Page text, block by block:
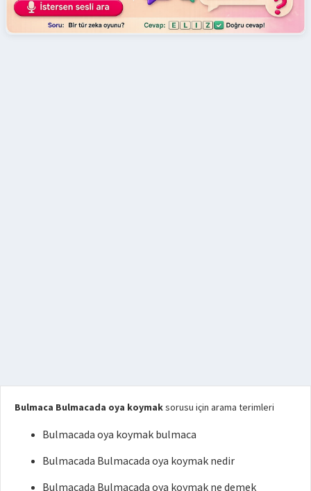
Bulmaca Bulmacada oya koymaksorusu için arama terimleri
Bulmacada oya koymak bulmaca
Bulmacada Bulmacada oya koymak nedir
Bulmacada Bulmacada oya koymak ne demek